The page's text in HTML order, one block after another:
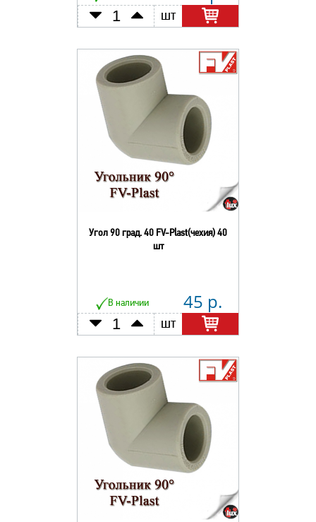
шт
Угол 90 град. 40 FV-Plast(чехия) 40
шт
В наличии 45 р.
шт